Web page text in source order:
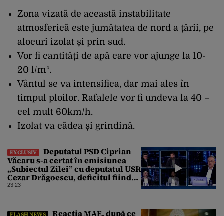
Zona vizată de această instabilitate
atmosferică este jumătatea de nord a țării, pe
alocuri izolat și prin sud.
Vor fi cantități de apă care vor ajunge la 10-
20 l/m².
Vântul se va intensifica, dar mai ales în
timpul ploilor. Rafalele vor fi undeva la 40 –
cel mult 60km/h.
Izolat va cădea și grindină.
EXCLUSIV
Deputatul PSD Ciprian
Văcaru s-a certat în emisiunea
„Subiectul Zilei” cu deputatul USR
Cezar Drăgoescu, deficitul fiind
motivul scandalului
23:23
FLASH NEWS
Reacția MAE, după ce